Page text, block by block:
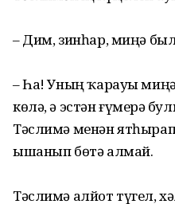
– Дим, зинһар, миңә
– Һа! Уның ҡарауы миңә
көлә, ә эстән ғүмерҙә
Тәслимә менән
ышанып бөтә алмай.
Тәслимә алйот түгел,